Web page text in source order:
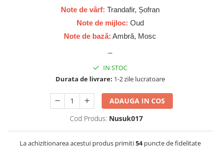
Cadouri pentru EL
Anfar London
Ard al Zaafaran
Asdaaf
Note de vârf: Trandafir, Șofran
Note de mijloc: Oud
Note de bază: Ambră, Mosc
IN STOC
Durata de livrare: 1-2 zile lucratoare
ADAUGA IN COS
Cod Produs: Nusuk017
La achizitionarea acestui produs primiti54puncte de fidelitate